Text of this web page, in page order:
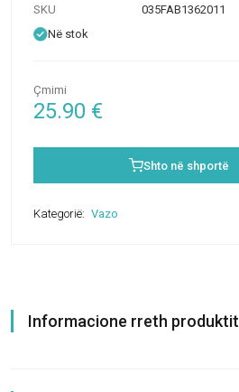
SKU
035FAB1362011
Në stok
Çmimi
25.90 €
Shto në shportë
Kategorië: Vazo
Informacione rreth produktit